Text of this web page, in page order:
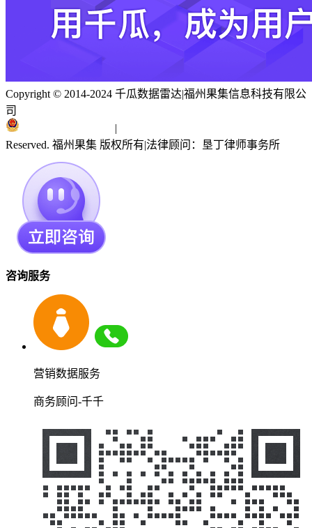
Copyright © 2014-2024 千瓜数据雷达|福州果集信息科技有限公
司
|
Reserved. 福州果集 版权所有|法律顾问：垦丁律师事务所
咨询服务
营销数据服务
商务顾问-千千